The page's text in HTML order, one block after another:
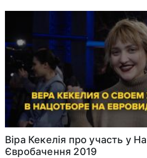
Віра Кекелія про участь у
Євробачення 2019